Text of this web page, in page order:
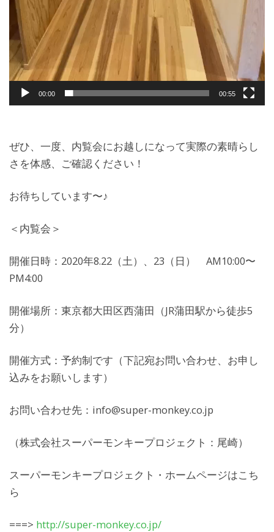
00:00 00:55
ぜひ、一度、内覧会にお越しになって実際の素晴らし
さを体感、ご確認ください！
お待ちしています〜♪
＜内覧会＞
開催日時：2020年8.22（土）、23（日） AM10:00〜
PM4:00
開催場所：東京都大田区西蒲田（JR蒲田駅から徒歩5
分）
開催方式：予約制です（下記宛お問い合わせ、お申し
込みをお願いします）
お問い合わせ先：info@super-monkey.co.jp
（株式会社スーパーモンキープロジェクト：尾崎）
スーパーモンキープロジェクト・ホームページはこち
ら
===> http://super-monkey.co.jp/